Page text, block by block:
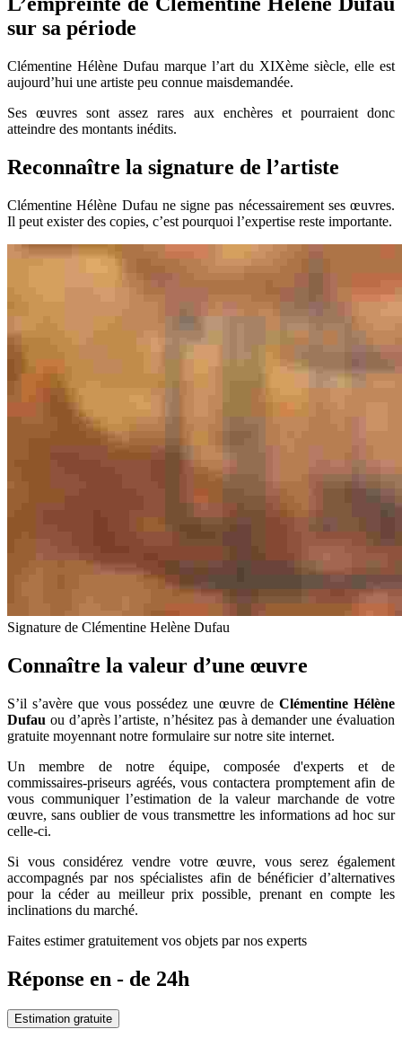
sur sa période
Clémentine Hélène Dufau marque l’art du XIXème siècle, elle est
aujourd’hui une artiste peu connue maisdemandée.
Ses œuvres sont assez rares aux enchères et pourraient donc
atteindre des montants inédits.
Reconnaître la signature de l’artiste
Clémentine Hélène Dufau ne signe pas nécessairement ses œuvres.
Il peut exister des copies, c’est pourquoi l’expertise reste importante.
Signature de Clémentine Helène Dufau
Connaître la valeur d’une œuvre
S’il s’avère que vous possédez une œuvre de Clémentine Hélène
Dufau ou d’après l’artiste, n’hésitez pas à demander une évaluation
gratuite moyennant notre formulaire sur notre site internet.
Un membre de notre équipe, composée d'experts et de
commissaires-priseurs agréés, vous contactera promptement afin de
vous communiquer l’estimation de la valeur marchande de votre
œuvre, sans oublier de vous transmettre les informations ad hoc sur
celle-ci.
Si vous considérez vendre votre œuvre, vous serez également
accompagnés par nos spécialistes afin de bénéficier d’alternatives
pour la céder au meilleur prix possible, prenant en compte les
inclinations du marché.
Faites estimer gratuitement vos objets par nos experts
Réponse en - de 24h
Estimation gratuite